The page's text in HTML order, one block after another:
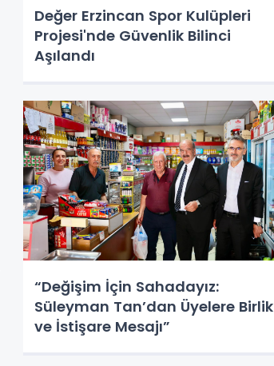
Değer Erzincan Spor Kulüpleri
Projesi'nde Güvenlik Bilinci
Aşılandı
“Değişim İçin Sahadayız:
Süleyman Tan’dan Üyelere Birlik
ve İstişare Mesajı”